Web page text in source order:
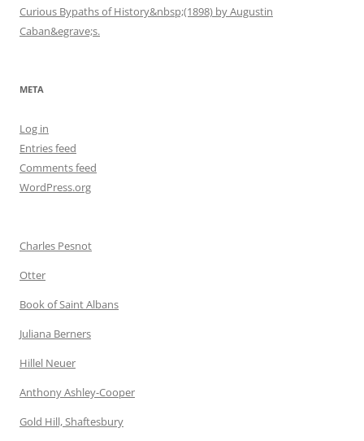
Curious Bypaths of History&nbsp;(1898) by Augustin
Caban&egrave;s.
META
Log in
Entries feed
Comments feed
WordPress.org
Charles Pesnot
Otter
Book of Saint Albans
Juliana Berners
Hillel Neuer
Anthony Ashley-Cooper
Gold Hill, Shaftesbury